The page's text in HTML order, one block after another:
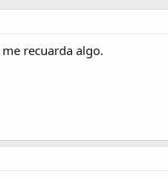
recuarda algo.